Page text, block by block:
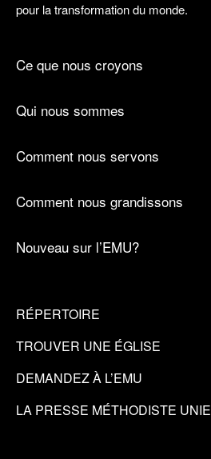
pour la transformation du monde.
Ce que nous croyons
Qui nous sommes
Comment nous servons
Comment nous grandissons
Nouveau sur l’EMU?
RÉPERTOIRE
TROUVER UNE ÉGLISE
DEMANDEZ À L’EMU
LA PRESSE MÉTHODISTE UNIE